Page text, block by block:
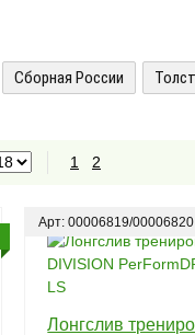
Сборная России
1 2
Арт: 00006819/00006820
Лонгслив